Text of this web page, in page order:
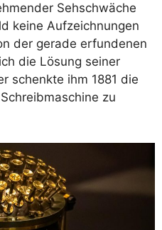
Sehschwäche
keine Aufzeichnungen
der gerade erfundenen
die Lösung seiner
schenkte ihm 1881 die
zu